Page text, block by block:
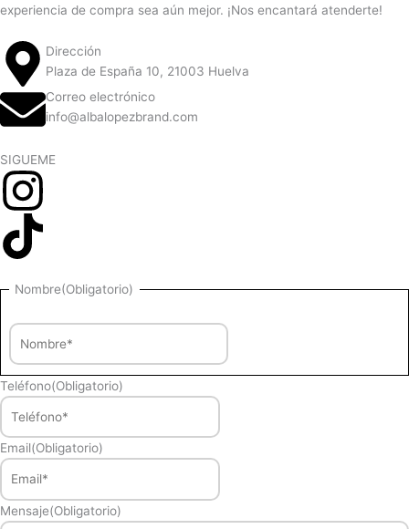
experiencia de compra sea aún mejor. ¡Nos encantará atenderte!
Dirección
Plaza de España 10, 21003 Huelva
Correo electrónico
info@albalopezbrand.com
SIGUEME
Nombre(Obligatorio) Nombre
Teléfono(Obligatorio)
Email(Obligatorio)
Mensaje(Obligatorio)